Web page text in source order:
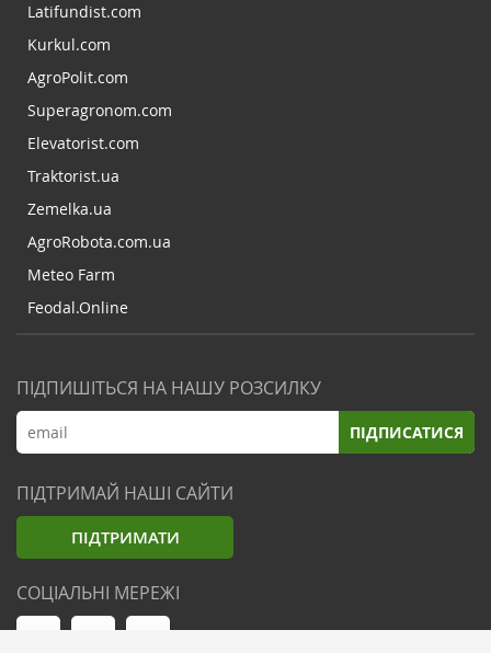
Latifundist.com
Kurkul.com
AgroPolit.com
Superagronom.com
Elevatorist.com
Traktorist.ua
Zemelka.ua
AgroRobota.com.ua
Meteo Farm
Feodal.Online
ПІДПИШІТЬСЯ НА НАШУ РОЗСИЛКУ
ПІДПИСАТИСЯ
ПІДТРИМАЙ НАШІ САЙТИ
ПІДТРИМАТИ
СОЦІАЛЬНІ МЕРЕЖІ